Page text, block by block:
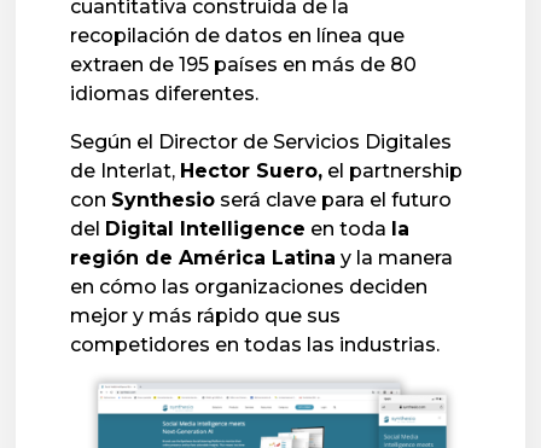
cuantitativa construida de la
recopilación de datos en línea que
extraen de 195 países en más de 80
idiomas diferentes.
Según el Director de Servicios Digitales
de Interlat, Hector Suero, el partnership
con Synthesio será clave para el futuro
del Digital Intelligence en toda la
región de América Latina y la manera
en cómo las organizaciones deciden
mejor y más rápido que sus
competidores en todas las industrias.